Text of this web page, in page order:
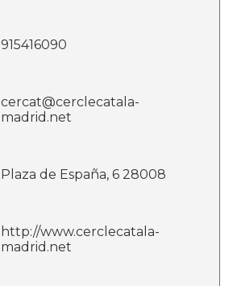
915416090
cercat@cerclecatala-
madrid.net
Plaza de España, 6 28008
http://www.cerclecatala-
madrid.net